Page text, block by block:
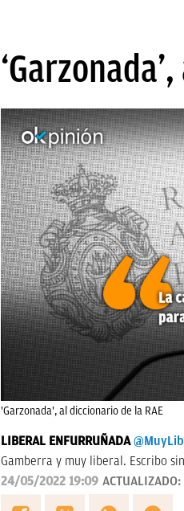
'Garzonada', al diccionario de la RAE
LIBERAL ENFURRUÑADA
Gamberra y muy liberal. Escribo
24/05/2022 19:09 ACTUALIZADO: